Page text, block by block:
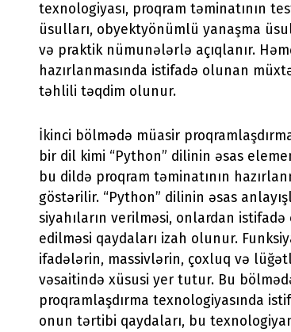
texnologiyası, proqram təminatının
üsulları, obyektyönümlü yanaşma
və praktik nümunələrlə açıqlanır.
hazırlanmasında istifadə olunan
təhlili təqdim olunur.
İkinci bölmədə müasir
bir dil kimi “Python” dilinin əsas
bu dildə proqram təminatının
göstərilir. “Python” dilinin əsas
siyahıların verilməsi, onlardan
edilməsi qaydaları izah olunur.
ifadələrin, massivlərin, çoxluq və
vəsaitində xüsusi yer tutur. Bu
proqramlaşdırma texnologiyasında
onun tərtibi qaydaları, bu